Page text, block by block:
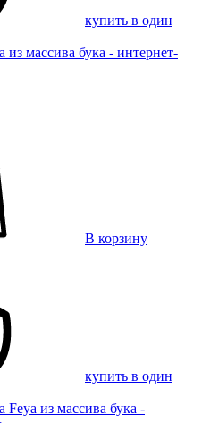
купить в один
В корзину
купить в один